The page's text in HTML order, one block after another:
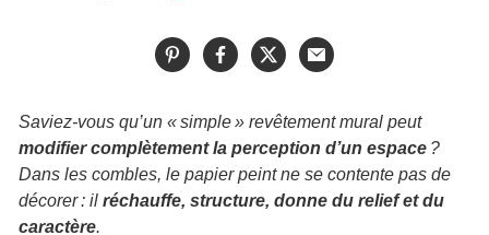
Saviez-vous qu’un « simple » revêtement mural peut
modifier complètement la perception d’un espace ?
Dans les combles, le papier peint ne se contente pas de
décorer : il réchauffe, structure, donne du relief et du
caractère.